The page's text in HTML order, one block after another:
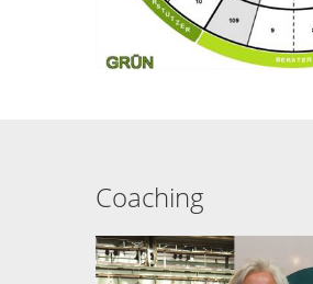
Coaching